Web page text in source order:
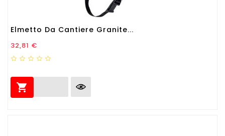
Elmetto Da Cantiere Granite...
Prezzo
32,81 €
